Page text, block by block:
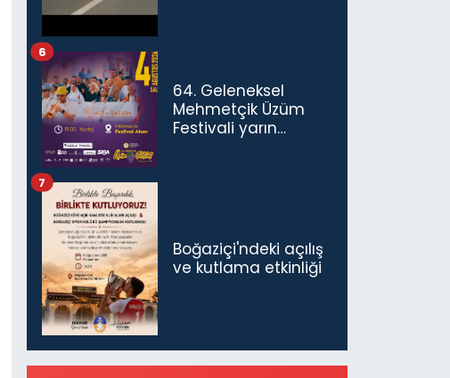
64. Geleneksel
Mehmetçik Üzüm
Festivali yarın
6
Boğaziçi'ndeki açılış
ve kutlama etkinliği
7